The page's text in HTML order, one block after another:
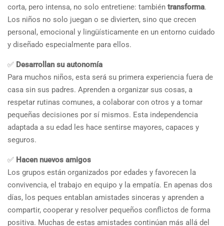
corta, pero intensa, no solo entretiene: también transforma.
Los niños no solo juegan o se divierten, sino que crecen
personal, emocional y lingüísticamente en un entorno cuidado
y diseñado especialmente para ellos.
✅ Desarrollan su autonomía
Para muchos niños, esta será su primera experiencia fuera de
casa sin sus padres. Aprenden a organizar sus cosas, a
respetar rutinas comunes, a colaborar con otros y a tomar
pequeñas decisiones por sí mismos. Esta independencia
adaptada a su edad les hace sentirse mayores, capaces y
seguros.
✅ Hacen nuevos amigos
Los grupos están organizados por edades y favorecen la
convivencia, el trabajo en equipo y la empatía. En apenas dos
días, los peques entablan amistades sinceras y aprenden a
compartir, cooperar y resolver pequeños conflictos de forma
positiva. Muchas de estas amistades continúan más allá del